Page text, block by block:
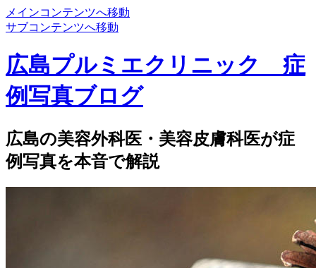
メインコンテンツへ移動
サブコンテンツへ移動
広島プルミエクリニック 症
例写真ブログ
広島の美容外科医・美容皮膚科医が症
例写真を本音で解説